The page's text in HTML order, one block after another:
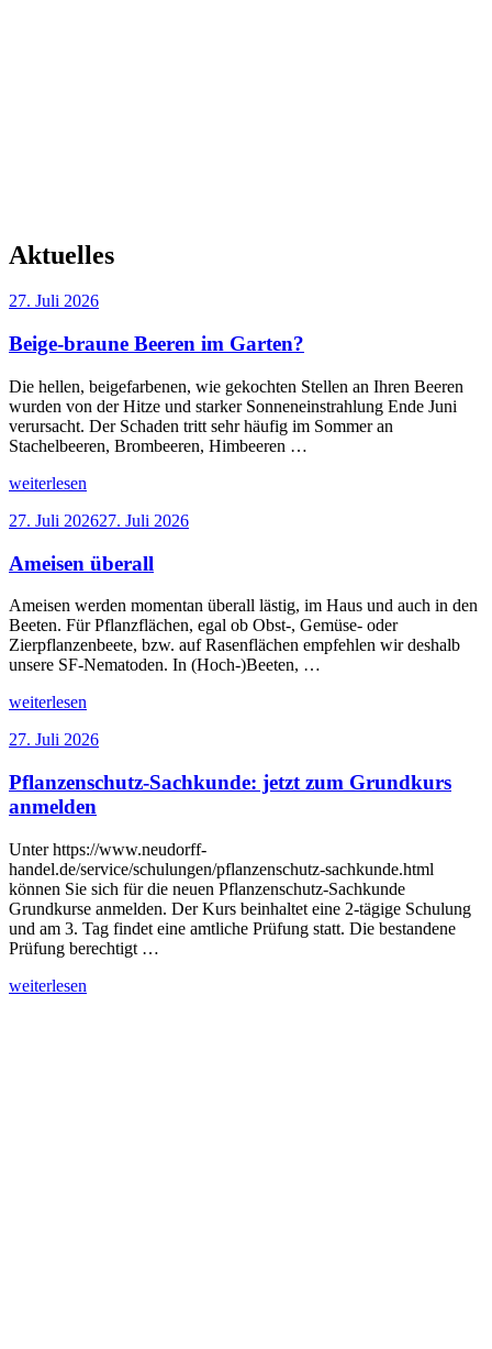
Aktuelles
Veröffentlicht
27. Juli 2026
Beige-braune Beeren im Garten?
Die hellen, beigefarbenen, wie gekochten Stellen an Ihren Beeren
wurden von der Hitze und starker Sonneneinstrahlung Ende Juni
verursacht. Der Schaden tritt sehr häufig im Sommer an
Stachelbeeren, Brombeeren, Himbeeren …
„Beige-
Beeren
Garten?“
weiterlesen
Veröffentlicht
27. Juli 202627. Juli 2026
Ameisen überall
Ameisen werden momentan überall lästig, im Haus und auch in den
Beeten. Für Pflanzflächen, egal ob Obst-, Gemüse- oder
Zierpflanzenbeete, bzw. auf Rasenflächen empfehlen wir deshalb
unsere SF-Nematoden. In (Hoch-)Beeten, …
„Ameisen
weiterlesen
Veröffentlicht
27. Juli 2026
Pflanzenschutz-Sachkunde: jetzt zum Grundkurs
anmelden
Unter https://www.neudorff-
handel.de/service/schulungen/pflanzenschutz-sachkunde.html
können Sie sich für die neuen Pflanzenschutz-Sachkunde
Grundkurse anmelden. Der Kurs beinhaltet eine 2-tägige Schulung
und am 3. Tag findet eine amtliche Prüfung statt. Die bestandene
Prüfung berechtigt …
„Pflanzenschutz-
weiterlesen